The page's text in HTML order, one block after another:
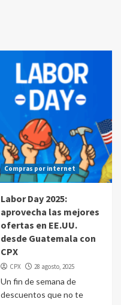
Compras por internet
Labor Day 2025:
aprovecha las mejores
ofertas en EE.UU.
desde Guatemala con
CPX
CPX 28 agosto, 2025
Un fin de semana de
descuentos que no te